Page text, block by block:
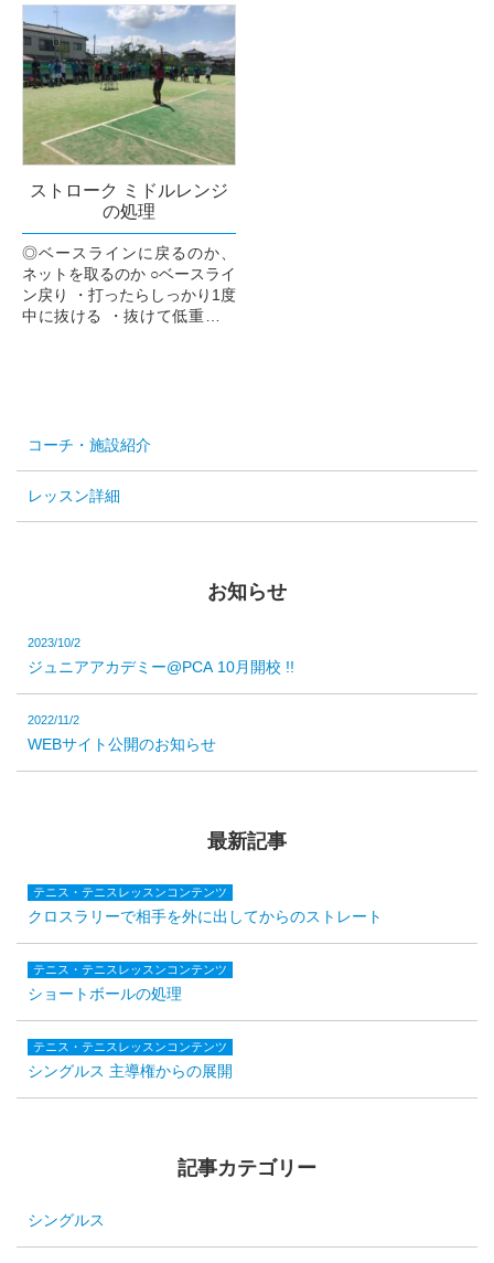
ト時に動き出し+ターンを！
○ターン→下半身の横向き(場
合によっては前向きのまま...
ストローク ミドルレンジ
の処理
◎ベースラインに戻るのか、
ネットを取るのか ○ベースライ
ン戻り ・打ったらしっかり1度
中に抜ける ・抜けて低重心な
コーチ・施設紹介
レッスン詳細
お知らせ
2023/10/2
ジュニアアカデミー@PCA 10月開校 !!
2022/11/2
WEBサイト公開のお知らせ
最新記事
テニス・テニスレッスンコンテンツ
クロスラリーで相手を外に出してからのストレート
テニス・テニスレッスンコンテンツ
ショートボールの処理
テニス・テニスレッスンコンテンツ
シングルス 主導権からの展開
記事カテゴリー
シングルス